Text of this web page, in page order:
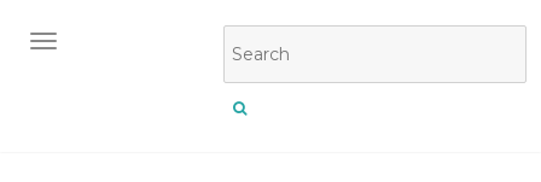
OUVRIR/FERMER LA NAVIGATION